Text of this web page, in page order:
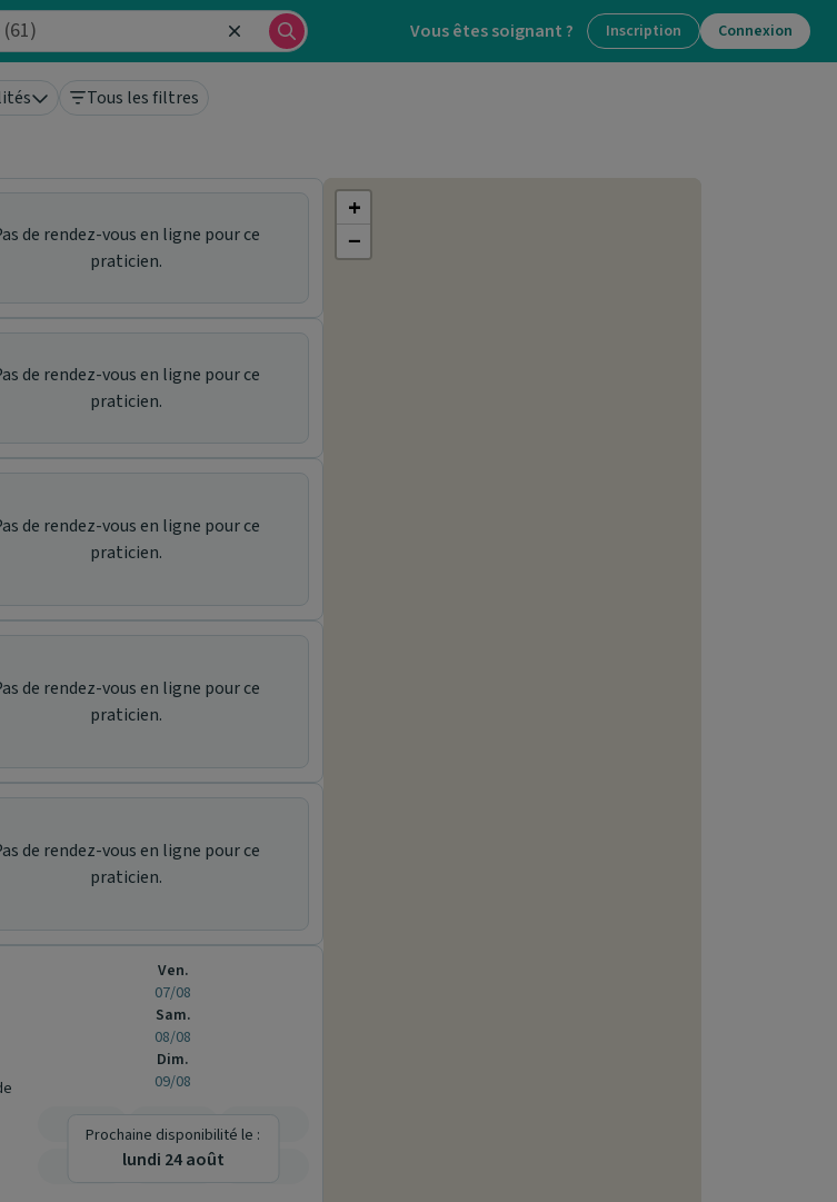
Vous êtes soignant ? Inscription Connexion
Tous les filtres
de rendez-vous en ligne pour ce
praticien.
de rendez-vous en ligne pour ce
praticien.
de rendez-vous en ligne pour ce
praticien.
de rendez-vous en ligne pour ce
praticien.
de rendez-vous en ligne pour ce
praticien.
Ven.
07/08
Sam.
08/08
Dim.
09/08
-
Prochaine disponibilité le :
lundi 24 août
+
−